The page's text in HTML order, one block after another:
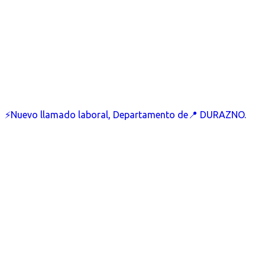
⚡Nuevo llamado laboral, Departamento de📍 DURAZNO.